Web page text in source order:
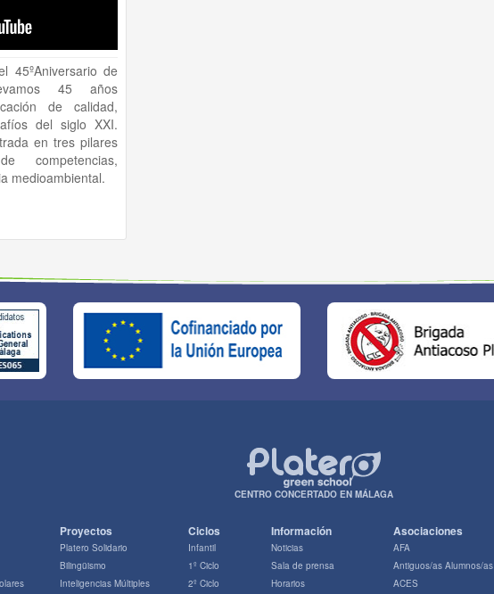
45ºAniversario de
45 años
de calidad,
del siglo XXI.
en tres pilares
competencias,
medioambiental.
CENTRO CONCERTADO EN MÁLAGA
Proyectos
Platero Solidario
Bilingüismo
Inteligencias Múltiples
Ciclos
Infantil
1º Ciclo
2º Ciclo
Información
Noticias
Sala de prensa
Horarios
Asociaciones
AFA
Antiguos/as Alumnos/as
ACES